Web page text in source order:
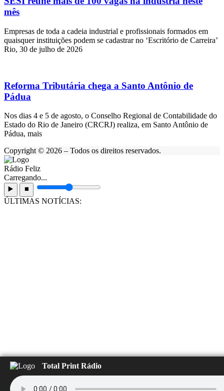
mês
Empresas de toda a cadeia industrial e profissionais formados em
quaisquer instituições podem se cadastrar no ‘Escritório de Carreira’
Rio, 30 de julho de 2026
Reforma Tributária chega a Santo Antônio de
Pádua
Nos dias 4 e 5 de agosto, o Conselho Regional de Contabilidade do
Estado do Rio de Janeiro (CRCRJ) realiza, em Santo Antônio de
Pádua, mais
Copyright © 2026 – Todos os direitos reservados.
Total Print Rádio
Rádio Feliz
Carregando...
▶️ ⏹️
ÚLTIMAS NOTÍCIAS: